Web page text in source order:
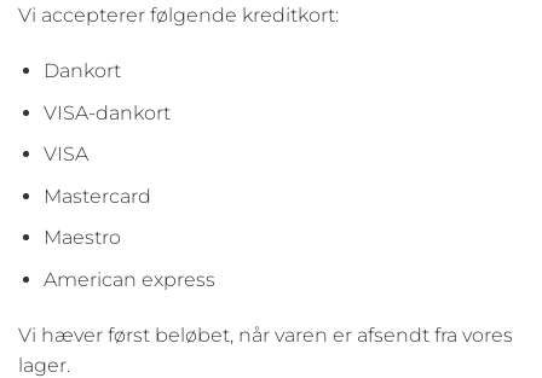
Vi accepterer følgende kreditkort:
Dankort
VISA-dankort
VISA
Mastercard
Maestro
American express
Vi hæver først beløbet, når varen er afsendt fra vores
lager.